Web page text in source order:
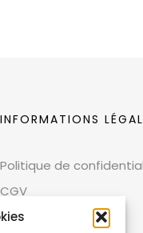
INFORMATIONS
Politique de
CGV
CGU